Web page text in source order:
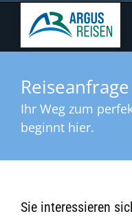
Reiseanfrage
Ihr Weg zum
beginnt hier.
Sie interessieren